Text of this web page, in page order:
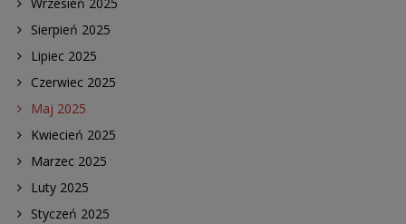
Sierpień 2025
Lipiec 2025
Czerwiec 2025
Maj 2025
Kwiecień 2025
Marzec 2025
Luty 2025
Styczeń 2025